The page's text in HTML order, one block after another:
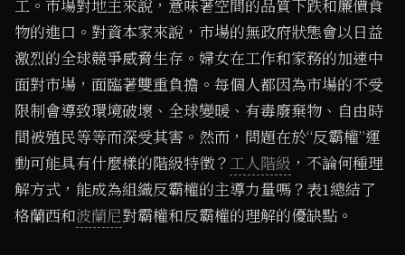
工。市場對地主來說，意味著空間的品質下跌和廉價食
物的進口。對資本家來說，市場的無政府狀態會以日益
激烈的全球競爭威脅生存。婦女在工作和家務的加速中
面對市場，面臨著雙重負擔。每個人都因為市場的不受
限制會導致環境破壞、全球變暖、有毒廢棄物、自由時
間被殖民等等而深受其害。然而，問題在於“反霸權”運
動可能具有什麼樣的階級特徵？ 工人階級 ，不論何種理
解方式，能成為組織反霸權的主導力量嗎？表1總結了
格蘭西和波蘭尼對霸權和反霸權的理解的優缺點。